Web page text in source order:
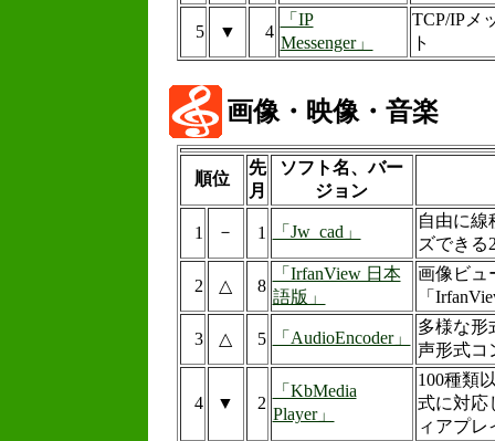
5 ▼ 4
「IP
Messenger」
TCP/IPメ
ト
画像・映像・音楽
順位
先
月
ソフト名、バー
ジョン
1 － 1 「Jw_cad」
自由に線
ズできる
2 △ 8
「IrfanView 日本
語版」
画像ビュ
「
3 △ 5 「AudioEncoder」
多様な形
声形式コ
4 ▼ 2
「KbMedia
Player」
100種類
式に対応
ィアプレ